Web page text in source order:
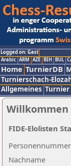
Logged on: Gast
Arabic ARM AZE BIH BUL
Home TurnierDB
Turnierschach-
Allgemeines Turnier
Willkommen
Nachname
Personennummer
FIDE-Elolisten